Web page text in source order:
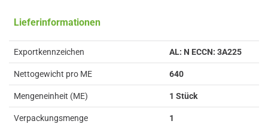
Lieferinformationen
Exportkennzeichen AL: N ECCN: 3A225
Nettogewicht pro ME 640
Mengeneinheit (ME) 1 Stück
Verpackungsmenge 1